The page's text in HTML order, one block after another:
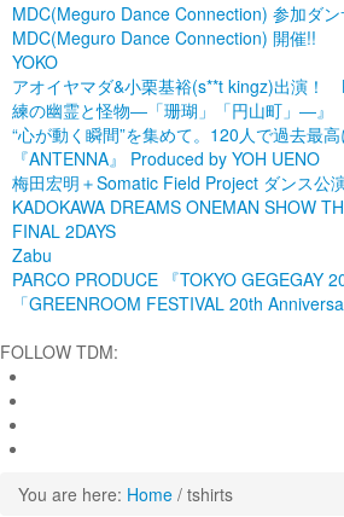
MDC(Meguro Dance Connection) 参加ダン
MDC(Meguro Dance Connection) 開催!!
YOKO
アオイヤマダ&小栗基裕(s**t kingz)出演！
練の幽霊と怪物―「珊瑚」「円山町」―』
“心が動く瞬間”を集めて。120人で過去最
『ANTENNA』 Produced by YOH UENO
梅田宏明＋Somatic Field Project ダンス公
KADOKAWA DREAMS ONEMAN SHOW
FINAL 2DAYS
Zabu
PARCO PRODUCE 『TOKYO GEGEGAY
「GREENROOM FESTIVAL 20th
FOLLOW TDM:
You are here: Home / tshirts